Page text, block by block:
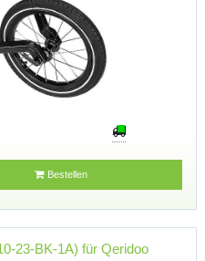
Bestellen
23-BK-1A) für Qeridoo